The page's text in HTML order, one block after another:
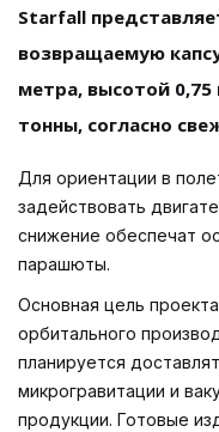
Starfall
возвращаемую
метра, высотой
тонны, согласно
Для ориентации в
задействовать
снижение обеспечат
парашюты.
Основная цель
орбитального
планируется
микрогравитации и
продукции. Готовые